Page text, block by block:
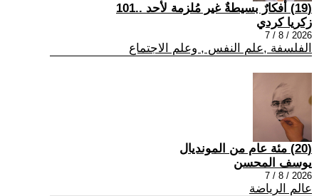
(19) أفكارٌ بسيطةٌ غير مُلزمة لأحد ..101
زكريا كردي
2026 / 8 / 7
الفلسفة ,علم النفس , وعلم الاجتماع
(20) مئة عام من المونديال
يوسف المحسن
2026 / 8 / 7
عالم الرياضة